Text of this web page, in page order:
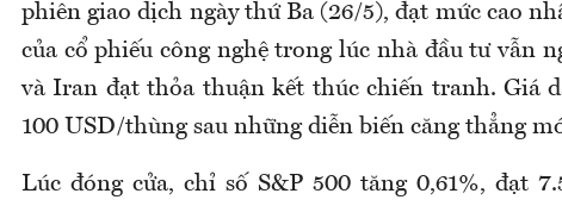
phiên giao dịch ngày thứ Ba (26/5), đạt mức cao
của cổ phiếu công nghệ trong lúc nhà đầu tư vẫn
và Iran đạt thỏa thuận kết thúc chiến tranh. Giá
100 USD/thùng sau những diễn biến căng thẳng
Lúc đóng cửa, chỉ số S&P 500 tăng 0,61%, đạt